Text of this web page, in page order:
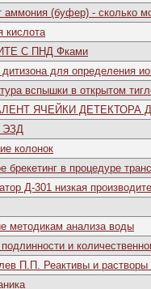
аммония (буфер) - сколько
кислота
С ПНД Фками
для определения
вспышки в открытом
ЯЧЕЙКИ ДЕТЕКТОРА
ЭЗД
колонок
брекетинг в процедуре
Д-301 низкая
методикам анализа воды
подлинности и
П.П. Реактивы и